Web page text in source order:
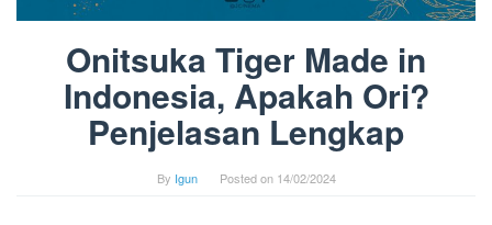
Onitsuka Tiger Made in
Indonesia, Apakah Ori?
Penjelasan Lengkap
By Igun Posted on 14/02/2024